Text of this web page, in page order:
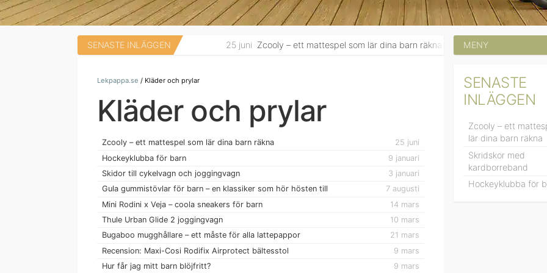
SENASTE INLÄGGEN Zcooly – ett mattespel som lär dina barn räkna
25 juni Skridskor med
6 februari
SENASTE
INLÄGGEN
Zcooly – ett
lär dina barn räkna
Skridskor med
kardborreband
Hockeyklubba för
Lekpappa.se / Kläder och prylar
Kläder och prylar
Zcooly – ett mattespel som lär dina barn räkna
25 juni
Hockeyklubba för barn
9 januari
Skidor till cykelvagn och joggingvagn
3 januari
Gula gummistövlar för barn – en klassiker som hör hösten till
7 augusti
Mini Rodini x Veja – coola sneakers för barn
14 mars
Thule Urban Glide 2 joggingvagn
10 mars
Bugaboo mugghållare – ett måste för alla lattepappor
21 mars
Recension: Maxi-Cosi Rodifix Airprotect bältesstol
9 mars
Hur får jag mitt barn blöjfritt?
9 mars